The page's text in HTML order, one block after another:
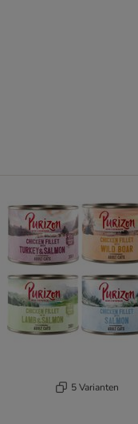
5 Varianten